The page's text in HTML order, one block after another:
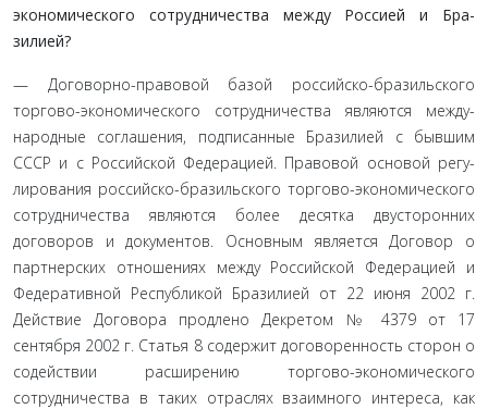
экономического сотрудничества между Россией и Бра­
зилией?
— Договорно-правовой базой российско-бразильского
торгово-экономического сотрудничества являются между­
народные соглашения, подписанные Бразилией с бывшим
СССР и с Российской Федерацией. Правовой основой регу­
лирования российско-бразильского торгово-экономического
сотрудничества являются более десятка двусторонних
догово­ров и документов. Основным является Договор о
партнерских отношениях между Российской Федерацией и
Федеративной Республикой Бразилией от 22 июня 2002 г.
Действие Договора продлено Декретом № 4379 от 17
сентября 2002 г. Статья 8 содержит договоренность сторон о
содействии расширению торгово-экономического
сотрудничества в таких отраслях вза­имного интереса, как